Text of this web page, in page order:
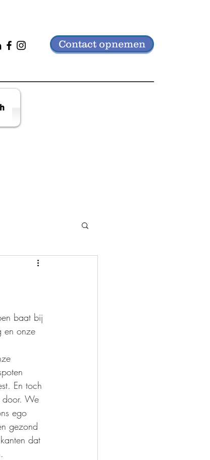
Contact opnemen
baat bij
en onze
En toch
door. We
ego
gezond
dat